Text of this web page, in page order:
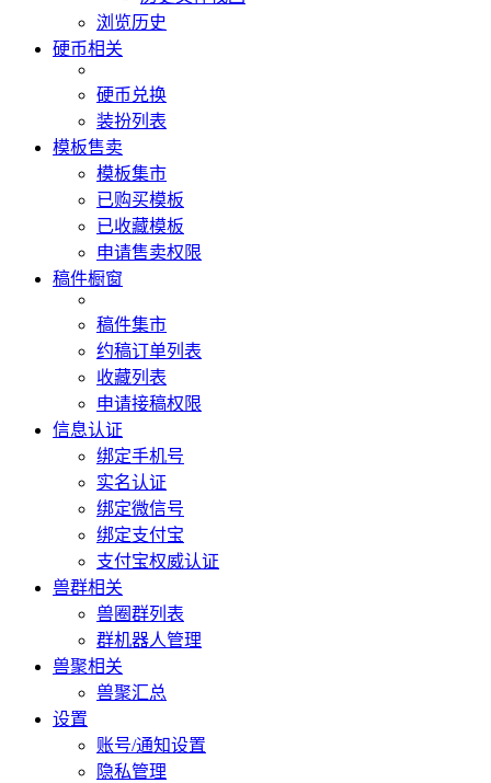
浏览历史
硬币相关
硬币兑换
装扮列表
模板售卖
模板集市
已购买模板
已收藏模板
申请售卖权限
稿件橱窗
稿件集市
约稿订单列表
收藏列表
申请接稿权限
信息认证
绑定手机号
实名认证
绑定微信号
绑定支付宝
支付宝权威认证
兽群相关
兽圈群列表
群机器人管理
兽聚相关
兽聚汇总
设置
账号/通知设置
隐私管理